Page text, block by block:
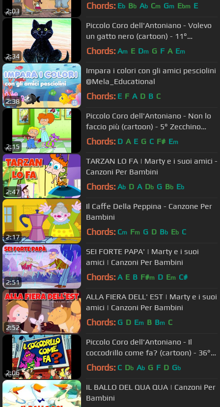
2:03 Chords: Eb Bb Ab Cm Gm Ebm E
2:34
Piccolo Coro dell'Antoniano - Volevo
un gatto nero (cartoon) - 11°
Zecchino d'Oro
Chords: Am E Dm G F A Em
2:38
Impara i colori con gli amici pesciolini
@Mela_Educational
Chords: E F A D B C
2:15
Piccolo Coro dell'Antoniano - Non lo
faccio più (cartoon) - 5° Zecchino
d'Oro
Chords: D A E G C F# Em
2:47
TARZAN LO FA | Marty e i suoi amici -
Canzoni Per Bambini
Chords: Ab D A Db G Bb Eb
2:17
Il Caffe Della Peppina - Canzone Per
Bambini
Chords: Cm Fm G D Bb Eb C
2:51
SEI FORTE PAPA' | Marty e i suoi
amici | Canzoni Per Bambini
Chords: A E B F#m D Em C#
2:52
ALLA FIERA DELL' EST | Marty e i suoi
amici | Canzoni Per Bambini
Chords: G D Em B Bm C
2:06
Piccolo Coro dell'Antoniano - Il
coccodrillo come fa? (cartoon) - 36°
Zecchino d'Oro
Chords: C Db Ab G F D Gb
IL BALLO DEL QUA QUA | Canzoni Per
Bambini